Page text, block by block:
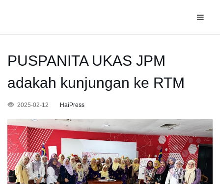
PUSPANITA UKAS JPM
adakah kunjungan ke RTM
2025-02-12 HaiPress